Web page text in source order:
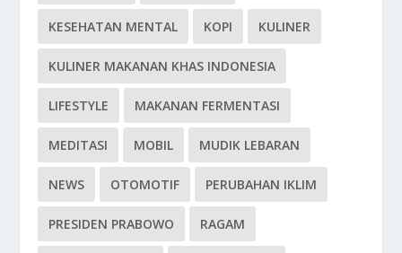
KESEHATAN MENTAL KOPI KULINER
KULINER MAKANAN KHAS INDONESIA
LIFESTYLE MAKANAN FERMENTASI
MEDITASI MOBIL MUDIK LEBARAN
NEWS OTOMOTIF PERUBAHAN IKLIM
PRESIDEN PRABOWO RAGAM